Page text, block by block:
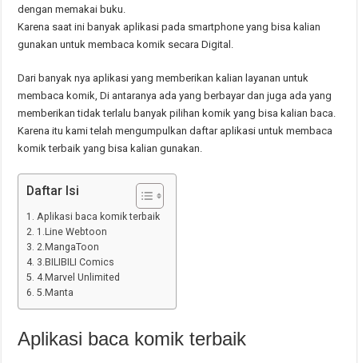
dengan memakai buku.
Karena saat ini banyak aplikasi pada smartphone yang bisa kalian
gunakan untuk membaca komik secara Digital.
Dari banyak nya aplikasi yang memberikan kalian layanan untuk
membaca komik, Di antaranya ada yang berbayar dan juga ada yang
memberikan tidak terlalu banyak pilihan komik yang bisa kalian baca.
Karena itu kami telah mengumpulkan daftar aplikasi untuk membaca
komik terbaik yang bisa kalian gunakan.
Daftar Isi
Aplikasi baca komik terbaik
1.Line Webtoon
2.MangaToon
3.BILIBILI Comics
4.Marvel Unlimited
5.Manta
Aplikasi baca komik terbaik